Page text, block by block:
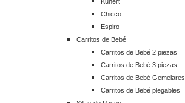
Kunert
Chicco
Espiro
Carritos de Bebé
Carritos de Bebé 2 piezas
Carritos de Bebé 3 piezas
Carritos de Bebé Gemelares
Carritos de Bebé plegables